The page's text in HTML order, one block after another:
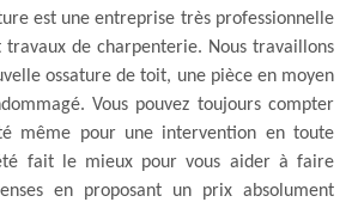
est une entreprise très professionnelle
travaux de charpenterie. Nous travaillons
ossature de toit, une pièce en moyen
Vous pouvez toujours compter
même pour une intervention en toute
fait le mieux pour vous aider à faire
en proposant un prix absolument